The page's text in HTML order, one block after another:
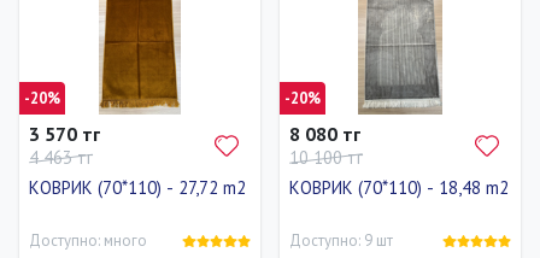
70 см
-20%
3 570 тг
4 463 тг
КОВРИК (70*110) - 27,72 m2
Доступно: много
-20%
8 080 тг
10 100 тг
КОВРИК (70*110) - 18,48 m2
Доступно: 9 шт